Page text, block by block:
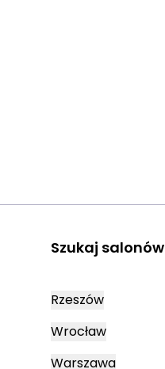
Szukaj salonów
Rzeszów
Wrocław
Warszawa